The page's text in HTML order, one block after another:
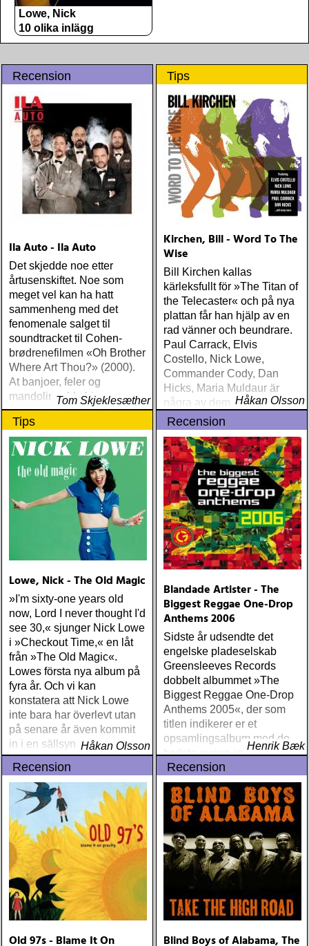
Lowe, Nick
10 olika inlägg
Recension
Ila Auto - Ila Auto
Det skjedde noe etter
årtusenskiftet. Noe som
meget vel kan ha hatt
sammenheng med det
fenomenale salget til
soundtracket til Cohen-
brødrenefilmen «Oh Brother
Where Art Thou?» (2000).
At banjoer, feler og
mandoliner ble hippe
instrumenter også for unge
mennesker
Tom Skjeklesæther
Tips
Kirchen, Bill - Word To The
Wise
Bill Kirchen kallas
kärleksfullt för »The Titan of
the Telecaster« och på nya
plattan får han hjälp av en
rad vänner och beundrare.
Paul Carrack, Elvis
Costello, Nick Lowe,
Commander Cody, Dan
Hicks, Maria Muldaur är
några av dem som gästar
Kirchen
Håkan Olsson
Tips
Lowe, Nick - The Old Magic
»I'm sixty-one years old
now, Lord I never thought I'd
see 30,« sjunger Nick Lowe
i »Checkout Time,« en låt
från »The Old Magic«.
Lowes första nya album på
fyra år. Och vi kan
konstatera att Nick Lowe
inte bara har överlevt utan
på senare år även kommit
in i en sällsynt kreativ
period
Håkan Olsson
Recension
Blandade Artister - The
Biggest Reggae One-Drop
Anthems 2006
Sidste år udsendte det
engelske pladeselskab
Greensleeves Records
dobbelt albummet »The
Biggest Reggae One-Drop
Anthems 2005«, der som
titlen indikerer er et
opsamlingsalbum med de
bedste numre indenfor den
populære reggaestil kaldet
one-drop
Henrik Bæk
Recension
Old 97s - Blame It On
Recension
Blind Boys of Alabama, The